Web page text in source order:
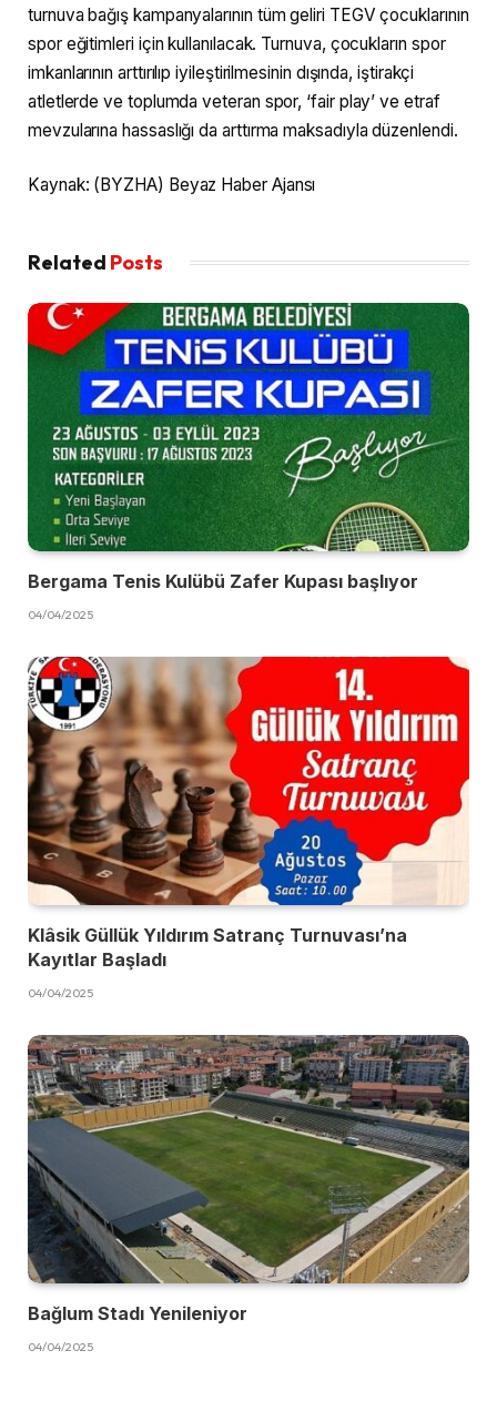
turnuva bağış kampanyalarının tüm geliri TEGV çocuklarının
spor eğitimleri için kullanılacak. Turnuva, çocukların spor
imkanlarının arttırılıp iyileştirilmesinin dışında, iştirakçi
atletlerde ve toplumda veteran spor, ‘fair play’ ve etraf
mevzularına hassaslığı da arttırma maksadıyla düzenlendi.
Kaynak: (BYZHA) Beyaz Haber Ajansı
Related Posts
Bergama Tenis Kulübü Zafer Kupası başlıyor
04/04/2025
Klâsik Güllük Yıldırım Satranç Turnuvası’na
Kayıtlar Başladı
04/04/2025
Bağlum Stadı Yenileniyor
04/04/2025